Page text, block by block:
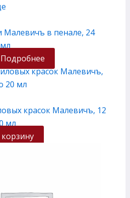
Малевичъ в пенале, 24
Подробнее
красок Малевичъ, 12
мл